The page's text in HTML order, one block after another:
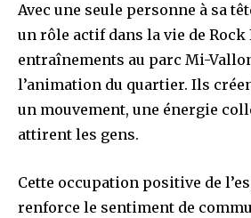
Avec une seule personne à sa
un rôle actif dans la vie de Rock
entraînements au parc Mi-
l’animation du quartier. Ils
un mouvement, une énergie
attirent les gens.
Cette occupation positive de
renforce le sentiment de